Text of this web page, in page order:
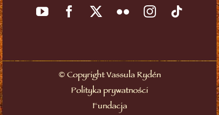
©Copyright Vassula Rydén
Polityka prywatności
Fundacja